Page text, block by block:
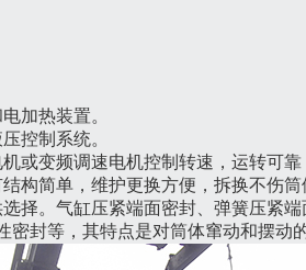
加热装置。
控制系统。
或变频调速电机控制转速，运转可
构简单，维护更换方便，拆换不伤
择。气缸压紧端面密封、弹簧压紧
封等，其特点是对筒体窜动和摆动